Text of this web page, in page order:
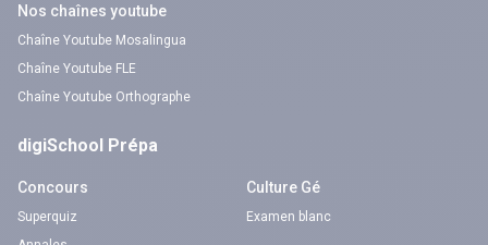
Nos chaînes youtube
Chaîne Youtube Mosalingua
Chaîne Youtube FLE
Chaîne Youtube Orthographe
digiSchool Prépa
Concours
Superquiz
Culture Gé
Examen blanc